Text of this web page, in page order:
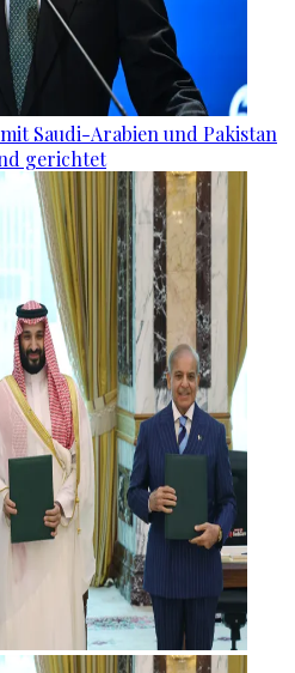
Saudi-Arabien und Pakistan
gerichtet